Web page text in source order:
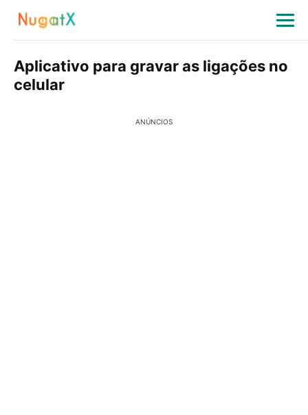
Aplicativo para gravar as ligações no
celular
ANÚNCIOS